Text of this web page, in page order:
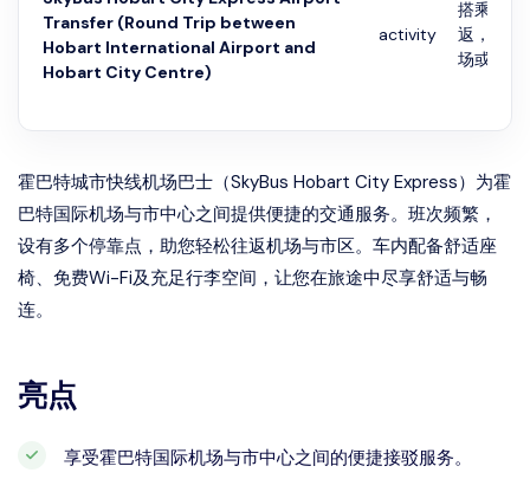
Transfer (Round Trip between
Hobart International Airport and
Hobart City Centre)
activity
搭乘
返，可从
场或市中
霍巴特城市快线机场巴士（SkyBus Hobart City Express）为霍
巴特国际机场与市中心之间提供便捷的交通服务。班次频繁，
设有多个停靠点，助您轻松往返机场与市区。车内配备舒适座
椅、免费Wi-Fi及充足行李空间，让您在旅途中尽享舒适与畅
连。
亮点
享受霍巴特国际机场与市中心之间的便捷接驳服务。